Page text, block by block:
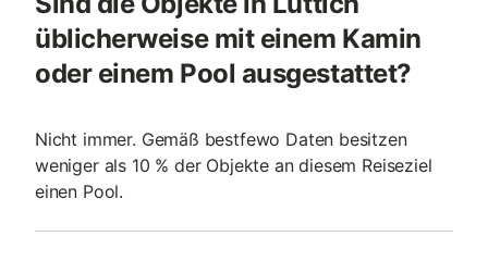
üblicherweise mit einem Kamin
oder einem Pool ausgestattet?
Nicht immer. Gemäß bestfewo Daten besitzen
weniger als 10 % der Objekte an diesem Reiseziel
einen Pool.